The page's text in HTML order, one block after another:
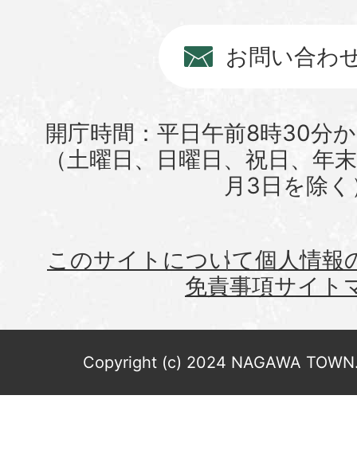
お問い合わ
開庁時間：平日午前8時30分
（土曜日、日曜日、祝日、年
月3日を除く
このサイトについて個人情報
免責事項サイト
Copyright (c) 2024 NAGAWA